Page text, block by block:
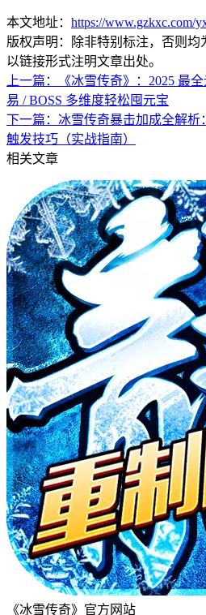
本文地址： https://www.gzkxc.com/
版权声明：除非特别标注，否则
以链接形式注明文章出处。
上一篇：
《冰雪传奇》：2025 最
易 / BOSS 多维度轻松囤元宝
下一篇： 冰雪传奇暴击加成全解析
触发技巧（实战指南）
相关文章
《冰雪传奇》官方网站